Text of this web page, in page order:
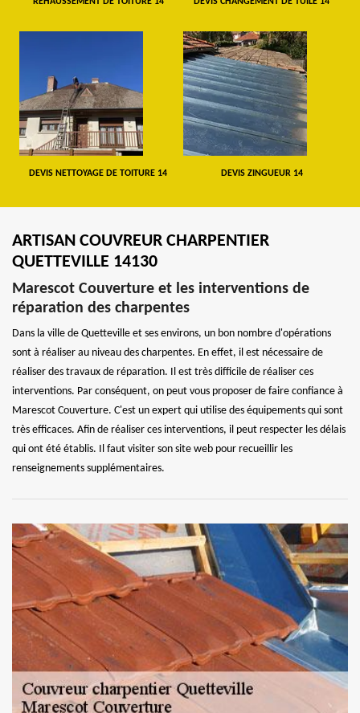
DEVIS NETTOYAGE DE TOITURE 14 DEVIS ZINGUEUR 14
ARTISAN COUVREUR CHARPENTIER
QUETTEVILLE 14130
Marescot Couverture et les interventions de
réparation des charpentes
Dans la ville de Quetteville et ses environs, un bon nombre d'opérations
sont à réaliser au niveau des charpentes. En effet, il est nécessaire de
réaliser des travaux de réparation. Il est très difficile de réaliser ces
interventions. Par conséquent, on peut vous proposer de faire confiance à
Marescot Couverture. C'est un expert qui utilise des équipements qui sont
très efficaces. Afin de réaliser ces interventions, il peut respecter les délais
qui ont été établis. Il faut visiter son site web pour recueillir les
renseignements supplémentaires.